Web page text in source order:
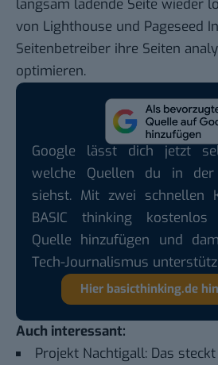
langsam ladende Seite wieder
von Lighthouse und Pageseed
Seitenbetreiber ihre Seiten
optimieren.
Google lässt dich jetzt
welche Quellen du in der
siehst. Mit zwei schnellen
BASIC thinking
Quelle hinzufügen und
Tech-Journalismus
Hier basicthinking.de
Auch interessant:
Projekt Nachtigall: Das